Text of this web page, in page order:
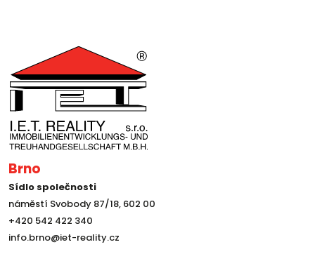
Brno
Sídlo společnosti
náměstí Svobody 87/18, 602 00
+420 542 422 340
info.brno@iet-reality.cz